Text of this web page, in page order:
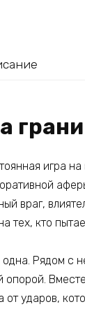
игра
враг,
тех, кто
Рядом с
ударов,